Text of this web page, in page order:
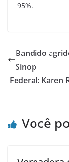
95%.
Bandido
Sinop
Federal: Karen
Você